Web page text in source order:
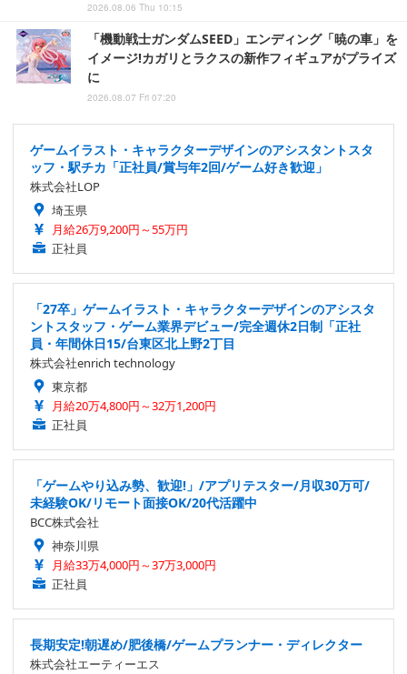
2026.08.06 Thu 10:15
「機動戦士ガンダムSEED」エンディング「暁の車」を
イメージ!カガリとラクスの新作フィギュアがプライズ
に
2026.08.07 Fri 07:20
ゲームイラスト・キャラクターデザインのアシスタントスタ
ッフ・駅チカ「正社員/賞与年2回/ゲーム好き歓迎」
株式会社LOP
埼玉県
月給26万9,200円～55万円
正社員
「27卒」ゲームイラスト・キャラクターデザインのアシスタ
ントスタッフ・ゲーム業界デビュー/完全週休2日制「正社
員・年間休日15/台東区北上野2丁目
株式会社enrich technology
東京都
月給20万4,800円～32万1,200円
正社員
「ゲームやり込み勢、歓迎!」/アプリテスター/月収30万可/
未経験OK/リモート面接OK/20代活躍中
BCC株式会社
神奈川県
月給33万4,000円～37万3,000円
正社員
長期安定!朝遅め/肥後橋/ゲームプランナー・ディレクター
株式会社エーティーエス